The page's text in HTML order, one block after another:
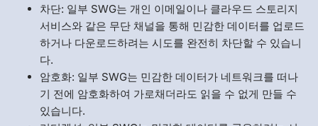
차단: 일부 SWG는 개인 이메일이나 클라우드 스토리지
서비스와 같은 무단 채널을 통해 민감한 데이터를 업로드
하거나 다운로드하려는 시도를 완전히 차단할 수 있습니
다.
암호화: 일부 SWG는 민감한 데이터가 네트워크를 떠나
기 전에 암호화하여 가로채더라도 읽을 수 없게 만들 수
있습니다.